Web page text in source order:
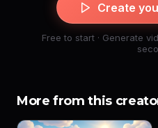
Create
Free to start · Generate
More from this